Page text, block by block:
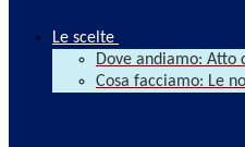
Le scelte
Dove andiamo:
Cosa facciamo: Le